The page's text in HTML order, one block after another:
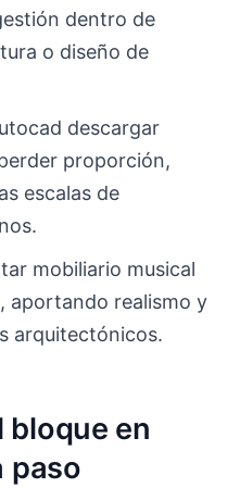
dentro de
o diseño de
descargar
proporción,
escalas de
mobiliario musical
aportando realismo y
arquitectónicos.
bloque en
paso